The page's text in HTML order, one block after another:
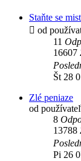
Staňte se
od
11
16607
Št 28
Zlé peniaze
od
8
13788
Pi 26